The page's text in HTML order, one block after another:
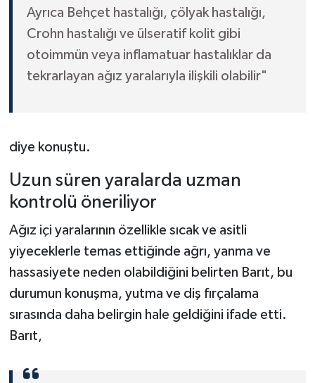
Ayrıca Behçet hastalığı, çölyak hastalığı,
Crohn hastalığı ve ülseratif kolit gibi
otoimmün veya inflamatuar hastalıklar da
tekrarlayan ağız yaralarıyla ilişkili olabilir"
diye konuştu.
Uzun süren yaralarda uzman
kontrolü öneriliyor
Ağız içi yaralarının özellikle sıcak ve asitli
yiyeceklerle temas ettiğinde ağrı, yanma ve
hassasiyete neden olabildiğini belirten Barıt, bu
durumun konuşma, yutma ve diş fırçalama
sırasında daha belirgin hale geldiğini ifade etti.
Barıt,